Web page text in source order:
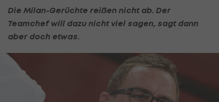
Die Milan-Gerüchte reißen nicht ab. Der
Teamchef will dazu nicht viel sagen, sagt dann
aber doch etwas.